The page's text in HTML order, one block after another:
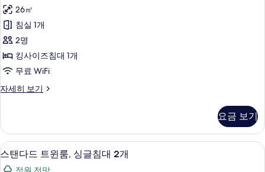
진
모
두
보
기
(여
러
개)
자
세
히
보
드
더
블
룸,
사
즈
침
대
26㎡
침실 1개
2명
킹사이즈침대 1개
무료 WiFi
자세히 보기
스
더
블
룸,
킹
요금 보기
스
탠
노트북 작업 공간, 암막 커튼, 무료
5
스탠다드 트윈룸, 싱글침대 2개